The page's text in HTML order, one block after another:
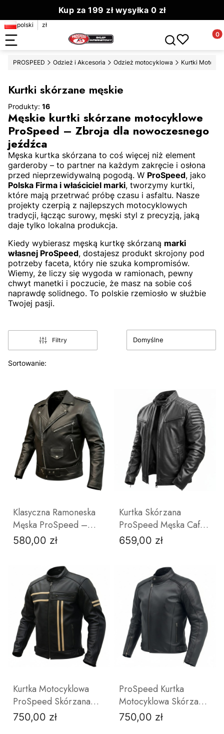
Kup za 199 zł wysyłka 0 zł
polski zł
Otwórz
PROSPEED Odzież i Akcesoria Odzież motocyklowa Kurtki
Kurtki skórzane męskie
Produkty: 16
Męskie kurtki skórzane motocyklowe
ProSpeed – Zbroja dla nowoczesnego
jeźdźca
Męska kurtka skórzana to coś więcej niż element
garderoby – to partner na każdym zakręcie i osłona
przed nieprzewidywalną pogodą. W ProSpeed, jako
Polska Firma i właściciel marki, tworzymy kurtki,
które mają przetrwać próbę czasu i asfaltu. Nasze
projekty czerpią z najlepszych motocyklowych
tradycji, łącząc surowy, męski styl z precyzją, jaką
daje tylko lokalna produkcja.
Kiedy wybierasz męską kurtkę skórzaną marki
własnej ProSpeed, dostajesz produkt skrojony pod
potrzeby faceta, który nie szuka kompromisów.
Wiemy, że liczy się wygoda w ramionach, pewny
chwyt manetki i poczucie, że masz na sobie coś
naprawdę solidnego. To polskie rzemiosło w służbie
Twojej pasji.
Filtry
Lista produktów
Sortowanie:
Domyślne
Klasyczna Ramoneska
Męska ProSpeed –
Kurtka Skórzana Czarna
| Solidna Skóra Bydlęca
Cena
580,00 zł
ZOBACZ PRODUKT
Kurtka Skórzana
ProSpeed Męska Cafe
Racer Skóra Jagnięca
Cena
659,00 zł
ZOBACZ PRODUKT
Kurtka Motocyklowa
ProSpeed Skórzana
Cafe Racer | Premium
Cowhide | Odpinana
Cena
750,00 zł
ProSpeed Kurtka
Motocyklowa Skórzana
Premium Cowhide |
Wentylacja | Retro
Cena
750,00 zł